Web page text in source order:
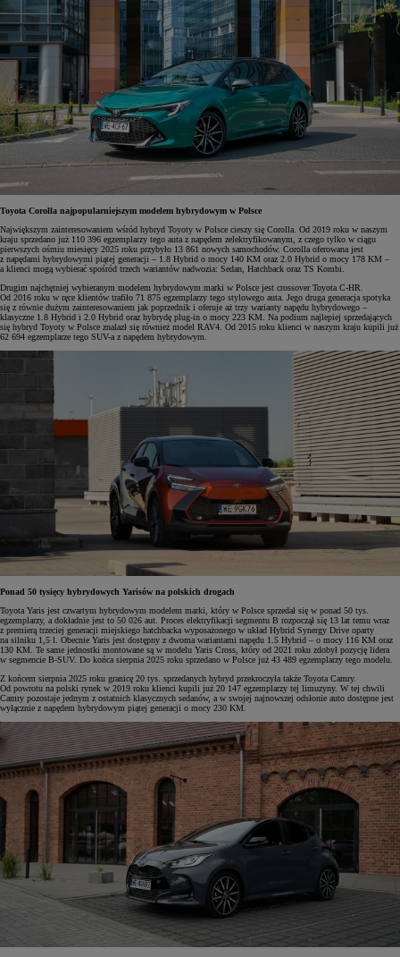
Toyota Corolla najpopularniejszym modelem hybrydowym w Polsce
Największym zainteresowaniem wśród hybryd Toyoty w Polsce cieszy się Corolla. Od 2019 roku w naszym
kraju sprzedano już 110 396 egzemplarzy tego auta z napędem zelektryfikowanym, z czego tylko w ciągu
pierwszych ośmiu miesięcy 2025 roku przybyło 13 861 nowych samochodów. Corolla oferowana jest
z napędami hybrydowymi piątej generacji – 1.8 Hybrid o mocy 140 KM oraz 2.0 Hybrid o mocy 178 KM –
a klienci mogą wybierać spośród trzech wariantów nadwozia: Sedan, Hatchback oraz TS Kombi.
Drugim najchętniej wybieranym modelem hybrydowym marki w Polsce jest crossover Toyota C-HR.
Od 2016 roku w ręce klientów trafiło 71 875 egzemplarzy tego stylowego auta. Jego druga generacja spotyka
się z równie dużym zainteresowaniem jak poprzednik i oferuje aż trzy warianty napędu hybrydowego –
klasyczne 1.8 Hybrid i 2.0 Hybrid oraz hybrydę plug-in o mocy 223 KM. Na podium najlepiej sprzedających
się hybryd Toyoty w Polsce znalazł się również model RAV4. Od 2015 roku klienci w naszym kraju kupili już
62 694 egzemplarze tego SUV-a z napędem hybrydowym.
Ponad 50 tysięcy hybrydowych Yarisów na polskich drogach
Toyota Yaris jest czwartym hybrydowym modelem marki, który w Polsce sprzedał się w ponad 50 tys.
egzemplarzy, a dokładnie jest to 50 026 aut. Proces elektryfikacji segmentu B rozpoczął się 13 lat temu wraz
z premierą trzeciej generacji miejskiego hatchbacka wyposażonego w układ Hybrid Synergy Drive oparty
na silniku 1,5 l. Obecnie Yaris jest dostępny z dwoma wariantami napędu 1.5 Hybrid – o mocy 116 KM oraz
130 KM. Te same jednostki montowane są w modelu Yaris Cross, który od 2021 roku zdobył pozycję lidera
w segmencie B-SUV. Do końca sierpnia 2025 roku sprzedano w Polsce już 43 489 egzemplarzy tego modelu.
Z końcem sierpnia 2025 roku granicę 20 tys. sprzedanych hybryd przekroczyła także Toyota Camry.
Od powrotu na polski rynek w 2019 roku klienci kupili już 20 147 egzemplarzy tej limuzyny. W tej chwili
Camry pozostaje jednym z ostatnich klasycznych sedanów, a w swojej najnowszej odsłonie auto dostępne jest
wyłącznie z napędem hybrydowym piątej generacji o mocy 230 KM.